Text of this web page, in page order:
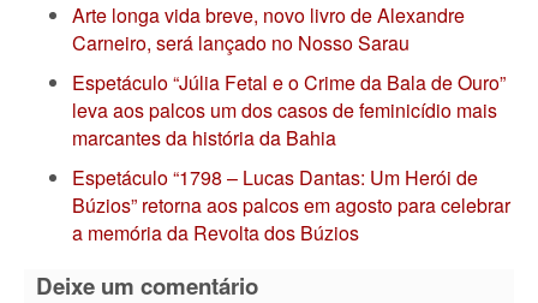
Arte longa vida breve, novo livro de Alexandre
Carneiro, será lançado no Nosso Sarau
Espetáculo “Júlia Fetal e o Crime da Bala de Ouro”
leva aos palcos um dos casos de feminicídio mais
marcantes da história da Bahia
Espetáculo “1798 – Lucas Dantas: Um Herói de
Búzios” retorna aos palcos em agosto para celebrar
a memória da Revolta dos Búzios
Deixe um comentário